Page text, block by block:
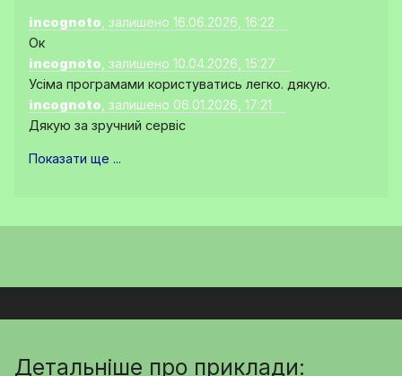
incognoto , залишено 16.06.2026, 16:22
Ок
incognoto , залишено 10.04.2026, 15:27
Усіма програмами користуватись легко. дякую.
incognoto , залишено 06.01.2026, 17:21
Дякую за зручний сервіс
Показати ще ...
Детальніше про приклади: